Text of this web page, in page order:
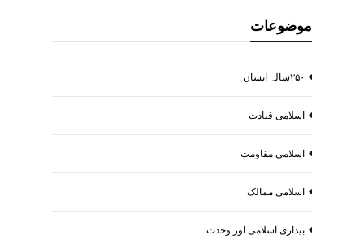
موضوعات
۲۵۰سالہ انسان
اسلامی قیادت
اسلامی مقاومت
اسلامی ممالک
بیداری اسلامی اور وحدت